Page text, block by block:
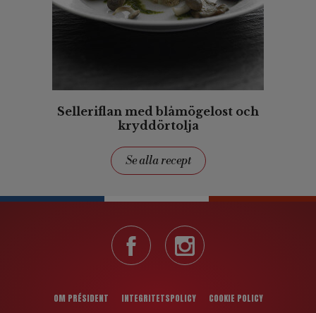
Selleriflan med blåmögelost och
kryddörtolja
Se alla recept
OM PRÉSIDENT INTEGRITETSPOLICY COOKIE POLICY